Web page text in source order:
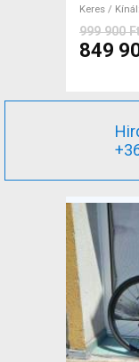
Keres / Kínál
999 900
849